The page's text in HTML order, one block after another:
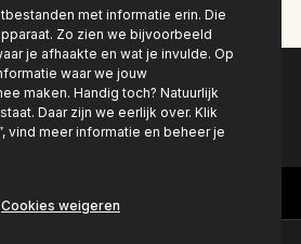
met informatie erin. Die
Zo zien we bijvoorbeeld
je afhaakte en wat je invulde. Op
waar we jouw
maken. Handig toch? Natuurlijk
Daar zijn we eerlijk over. Klik
vind meer informatie en beheer je
Cookies weigeren